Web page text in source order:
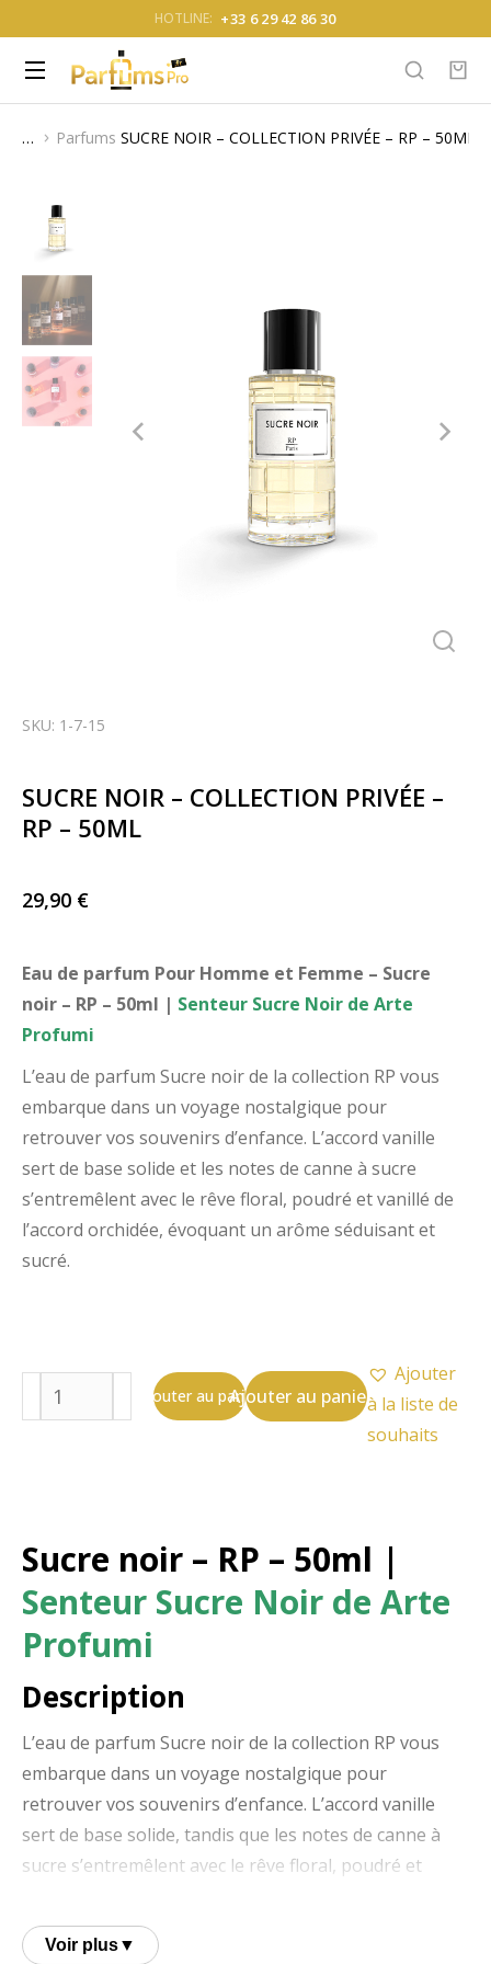
HOTLINE: +33 6 29 42 86 30
Vous êtes ici :
Parfums SUCRE NOIR – COLLECTION PRIVÉE – RP – 50ML
SKU: 1-7-15
SUCRE NOIR – COLLECTION PRIVÉE –
RP – 50ML
29,90 €
Eau de parfum Pour Homme et Femme – Sucre
noir – RP – 50ml | Senteur Sucre Noir de Arte
Profumi
L’eau de parfum Sucre noir de la collection RP vous
embarque dans un voyage nostalgique pour
retrouver vos souvenirs d’enfance. L’accord vanille
sert de base solide et les notes de canne à sucre
s’entremêlent avec le rêve floral, poudré et vanillé de
l’accord orchidée, évoquant un arôme séduisant et
sucré.
Ajouter au panierAjouter au panier
Ajouter
à la liste de
souhaits
Sucre noir – RP – 50ml |
Senteur Sucre Noir de Arte
Profumi
Description
L’eau de parfum Sucre noir de la collection RP vous
embarque dans un voyage nostalgique pour
retrouver vos souvenirs d’enfance. L’accord vanille
sert de base solide, tandis que les notes de canne à
sucre s’entremêlent avec le rêve floral, poudré et
séduisant et sucré.
Voir plus▼